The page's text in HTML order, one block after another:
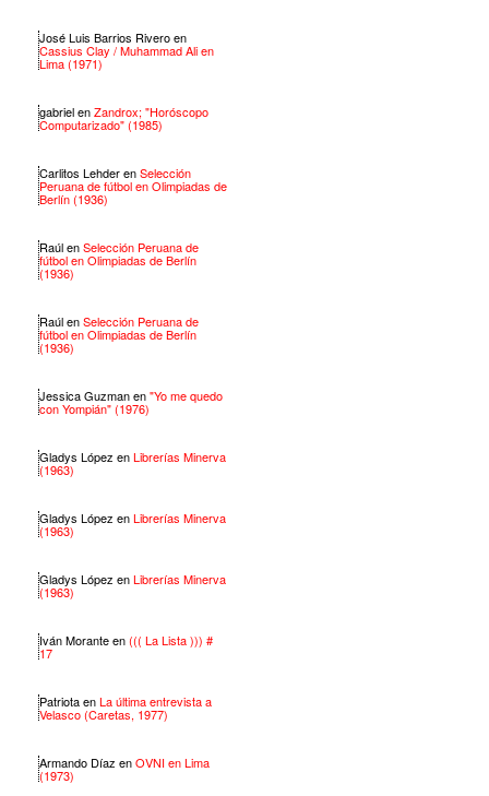
José Luis Barrios Riveroen
Cassius Clay / Muhammad Ali en
Lima (1971)
gabrielenZandrox; "Horóscopo
Computarizado" (1985)
Carlitos LehderenSelección
Peruana de fútbol en Olimpiadas de
Berlín (1936)
RaúlenSelección Peruana de
fútbol en Olimpiadas de Berlín
(1936)
RaúlenSelección Peruana de
fútbol en Olimpiadas de Berlín
(1936)
Jessica Guzmanen"Yo me quedo
con Yompián" (1976)
Gladys López enLibrerías Minerva
(1963)
Gladys López enLibrerías Minerva
(1963)
Gladys López enLibrerías Minerva
(1963)
Iván Moranteen((( La Lista ))) #
17
PatriotaenLa última entrevista a
Velasco (Caretas, 1977)
Armando Díaz enOVNI en Lima
(1973)